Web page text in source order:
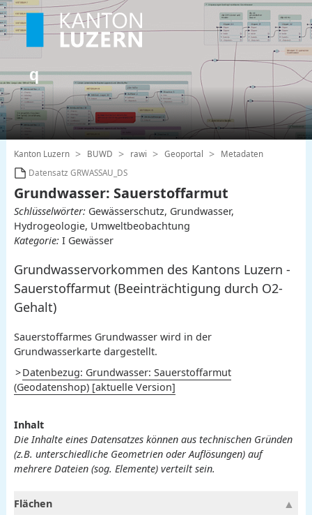
Kanton Luzern BUWD rawi Geoportal
Metadaten
Datensatz GRWASSAU_DS
Grundwasser: Sauerstoffarmut
Schlüsselwörter:Gewässerschutz, Grundwasser,
Hydrogeologie, Umweltbeobachtung
Kategorie:I Gewässer
Grundwasservorkommen des Kantons Luzern -
Sauerstoffarmut (Beeinträchtigung durch O2-
Gehalt)
Sauerstoffarmes Grundwasser wird in der
Grundwasserkarte dargestellt.
Datenbezug: Grundwasser: Sauerstoffarmut
(Geodatenshop) [aktuelle Version]
Inhalt
Die Inhalte eines Datensatzes können aus technischen Gründen
(z.B. unterschiedliche Geometrien oder Auflösungen) auf
mehrere Dateien (sog. Elemente) verteilt sein.
Flächen